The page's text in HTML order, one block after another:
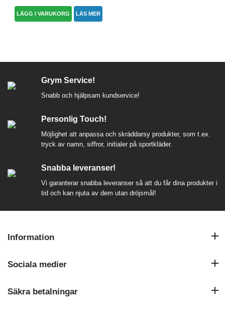
LÄGG I VARUKORG LÄS MER
Grym Service!
Snabb och hjälpsam kundservice!
Personlig Touch!
Möjlighet att anpassa och skräddarsy produkter, som t.ex.
tryck av namn, siffror, initialer på sportkläder.
Snabba leveranser!
Vi garanterar snabba leveranser så att du får dina produkter i
tid och kan njuta av dem utan dröjsmål!
Information
Sociala medier
Säkra betalningar